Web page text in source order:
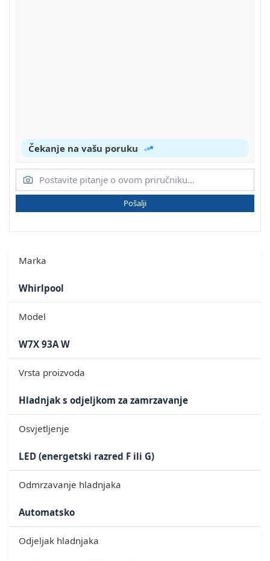
Čekanje na vašu poruku
Pošalji
Marka
Whirlpool
Model
W7X 93A W
Vrsta proizvoda
Hladnjak s odjeljkom za zamrzavanje
Osvjetljenje
LED (energetski razred F ili G)
Odmrzavanje hladnjaka
Automatsko
Odjeljak hladnjaka